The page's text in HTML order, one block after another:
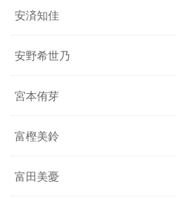
安済知佳
安野希世乃
宮本侑芽
富樫美鈴
富田美憂